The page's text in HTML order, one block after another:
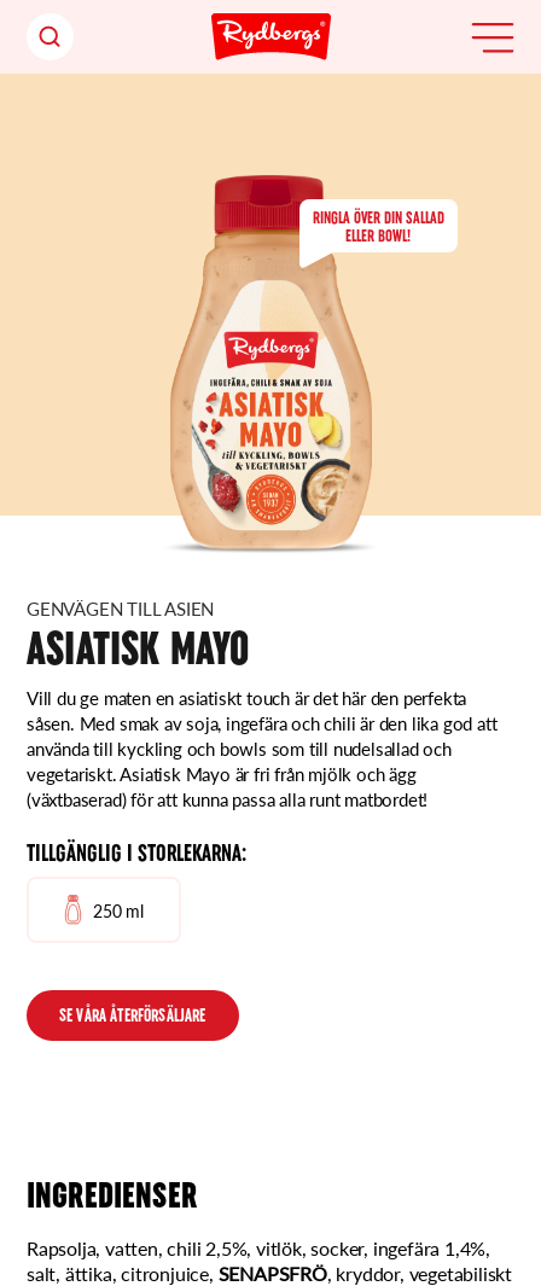
RINGLA ÖVER DIN SALLAD
ELLER BOWL!
GENVÄGEN TILL ASIEN
ASIATISK MAYO
Vill du ge maten en asiatiskt touch är det här den perfekta
såsen. Med smak av soja, ingefära och chili är den lika god att
använda till kyckling och bowls som till nudelsallad och
vegetariskt. Asiatisk Mayo är fri från mjölk och ägg
(växtbaserad) för att kunna passa alla runt matbordet!
TILLGÄNGLIG I STORLEKARNA:
250 ml
SE VÅRA ÅTERFÖRSÄLJARE
INGREDIENSER
Rapsolja, vatten, chili 2,5%, vitlök, socker, ingefära 1,4%,
salt, ättika, citronjuice, SENAPSFRÖ, kryddor, vegetabiliskt